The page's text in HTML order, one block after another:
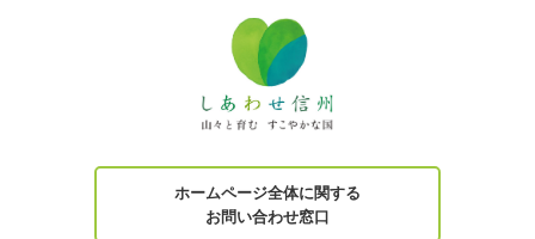
ホームページ全体に関する
お問い合わせ窓口